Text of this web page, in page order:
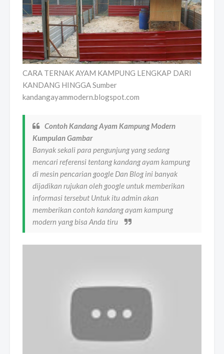
CARA TERNAK AYAM KAMPUNG LENGKAP DARI
KANDANG HINGGA Sumber
kandangayammodern.blogspot.com
Contoh Kandang Ayam Kampung Modern
Kumpulan Gambar
Banyak sekali para pengunjung yang sedang
mencari referensi tentang kandang ayam kampung
di mesin pencarian google Dan Blog ini banyak
dijadikan rujukan oleh google untuk memberikan
informasi tersebut Untuk itu admin akan
memberikan contoh kandang ayam kampung
modern yang bisa Anda tiru